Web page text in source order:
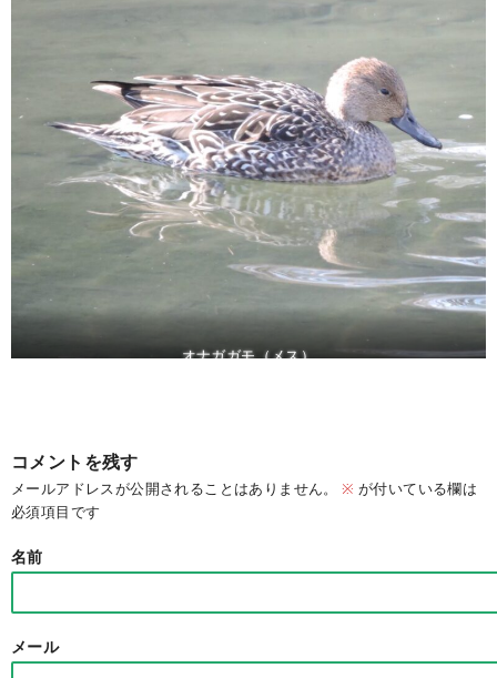
オナガガモ（メス）
コメントを残す
メールアドレスが公開されることはありません。 ※ が付いている欄は
必須項目です
名前
メール